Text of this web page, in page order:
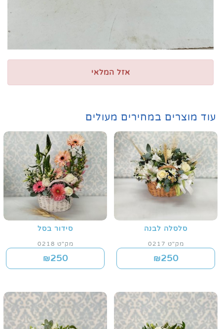
אזל המלאי
עוד מוצרים במחירים מעולים
סלסלה לבנה
מק"ט 0217
₪250
סידור בסל
מק"ט 0218
₪250